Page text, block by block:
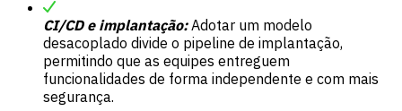
CI/CD e implantação:Adotar um modelo
desacoplado divide o pipeline de implantação,
permitindo que as equipes entreguem
funcionalidades de forma independente e com mais
segurança.